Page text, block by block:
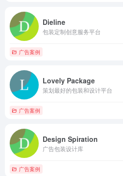
Dieline
包装定制创意服务平台
广告案例
Lovely Package
策划最好的包装和设计平台
广告案例
Design Spiration
广告包装设计库
广告案例